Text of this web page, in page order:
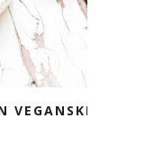
VEGANSKI